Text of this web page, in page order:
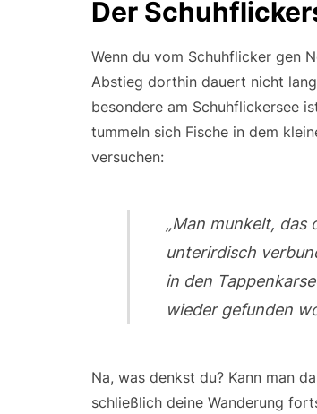
Der
Wenn du vom Schuhflicker gen
Abstieg dorthin dauert nicht
besondere am Schuhflickersee
tummeln sich Fische in dem
versuchen:
„Man munkelt, das
unterirdisch
in den
wieder gefunden
Na, was denkst du? Kann man
schließlich deine Wanderung